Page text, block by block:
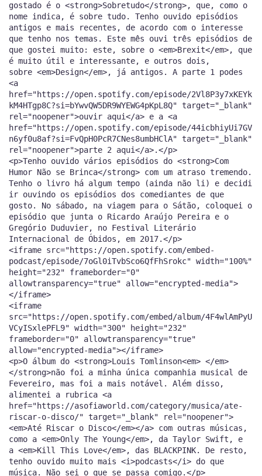
gostado é o <strong>Sobretudo</strong>, que, como o
nome indica, é sobre tudo. Tenho ouvido episódios
antigos e mais recentes, de acordo com o interesse
que tenho nos temas. Este mês ouvi três episódios de
que gostei muito: este, sobre o <em>Brexit</em>, que
é muito útil e interessante, e outros dois,
sobre <em>Design</em>, já antigos. A parte 1 podes
<a
href="https://open.spotify.com/episode/2Vl8P3y7xKEYk
kM4HTgp8C?si=bYwvQW5DR9WYEWG4pKpL8Q" target="_blank"
rel="noopener">ouvir aqui</a> e a <a
href="https://open.spotify.com/episode/44icbhiyUi7GV
n6yf0u8af?si=FvQpH0PcR7CNes8umbHClA" target="_blank"
rel="noopener">parte 2 aqui</a>.</p>
<p>Tenho ouvido vários episódios do <strong>Com
Humor Não se Brinca</strong> com um atraso tremendo.
Tenho o livro há algum tempo (ainda não li) e decidi
ir ouvindo os episódios dos comediantes de que
gosto. No sábado, na viagem para o Sátão, coloquei o
episódio que junta o Ricardo Araújo Pereira e o
Gregório Duduvier, no Festival Literário
Internacional de Óbidos, em 2017.</p>
<iframe src="https://open.spotify.com/embed-
podcast/episode/7oGl0iTvbSco6QfFhSrokc" width="100%"
height="232" frameborder="0"
allowtransparency="true" allow="encrypted-media">
</iframe>
<iframe
src="https://open.spotify.com/embed/album/4F4wlAmPyU
VCyISxlePFL9" width="300" height="232"
frameborder="0" allowtransparency="true"
allow="encrypted-media"></iframe>
<p>O álbum do <strong>Louis Tomlinson<em> </em>
</strong>não foi a minha única companhia musical de
Fevereiro, mas foi a mais notável. Além disso,
alimentei a rubrica <a
href="https://asofiaworld.com/category/musica/ate-
riscar-o-disco/" target="_blank" rel="noopener">
<em>Até Riscar o Disco</em></a> com outras músicas,
como a <em>Only The Young</em>, da Taylor Swift, e
a <em>Kill This Love</em>, das BLACKPINK. De resto,
tenho ouvido muito mais <i>podcasts</i> do que
música. Não sei o que se passa comigo.</p>